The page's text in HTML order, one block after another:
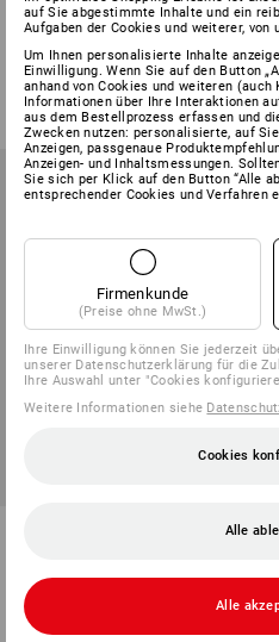
STRAUSSbox small Universal-
Dübel insert
Variante
ab 22,03 €ab 16,68 €
(m. MwSt.) ab 6 Sets
Variante
ab
(m. MwSt.) ab 6 Sets
auf Sie abgestimmte Inhalte und ein
Aufgaben der Cookies und weiterer, von
Um Ihnen personalisierte Inhalte
Einwilligung. Wenn Sie auf den Button
anhand von Cookies und weiteren
Informationen über Ihre Interaktionen
aus dem Bestellprozess erfassen und
Zwecken nutzen: personalisierte, auf
Anzeigen, passgenaue
Anzeigen- und Inhaltsmessungen.
Sie sich per Klick auf den Button “Alle
entsprechender Cookies und Verfahren
Firmenkunde
(Preise ohne MwSt.)
Ihre Einwilligung können Sie jederzeit
unserer Datenschutzerklärung für die
Ihre Auswahl unter "Cookies
Weitere Informationen siehe
Cookies
Alle
Alle